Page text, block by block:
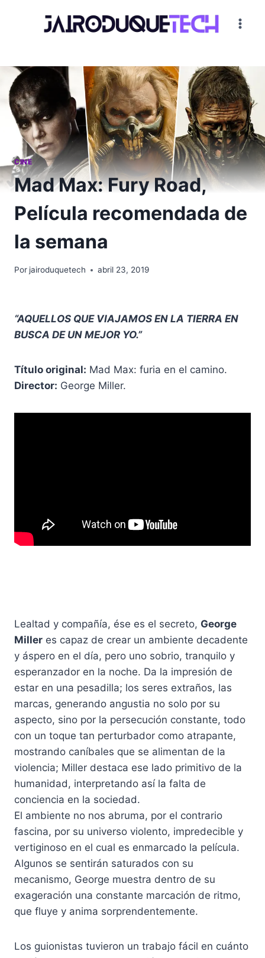
CINE
Mad Max: Fury Road,
Película recomendada de
la semana
Por jairoduquetech abril 23, 2019
“AQUELLOS QUE VIAJAMOS EN LA TIERRA EN
BUSCA DE UN MEJOR YO.”
Título original: Mad Max: furia en el camino.
Director: George Miller.
Lealtad y compañía, ése es el secreto, George
Miller es capaz de crear un ambiente decadente
y áspero en el día, pero uno sobrio, tranquilo y
esperanzador en la noche. Da la impresión de
estar en una pesadilla; los seres extraños, las
marcas, generando angustia no solo por su
aspecto, sino por la persecución constante, todo
con un toque tan perturbador como atrapante,
mostrando caníbales que se alimentan de la
violencia; Miller destaca ese lado primitivo de la
humanidad, interpretando así la falta de
conciencia en la sociedad.
El ambiente no nos abruma, por el contrario
fascina, por su universo violento, impredecible y
vertiginoso en el cual es enmarcado la película.
Algunos se sentirán saturados con su
mecanismo, George muestra dentro de su
exageración una constante marcación de ritmo,
que fluye y anima sorprendentemente.
Los guionistas tuvieron un trabajo fácil en cuánto